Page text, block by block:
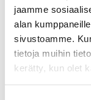
jaamme
alan
sivustoamme.
tietoja muihin
kerätty, kun olet